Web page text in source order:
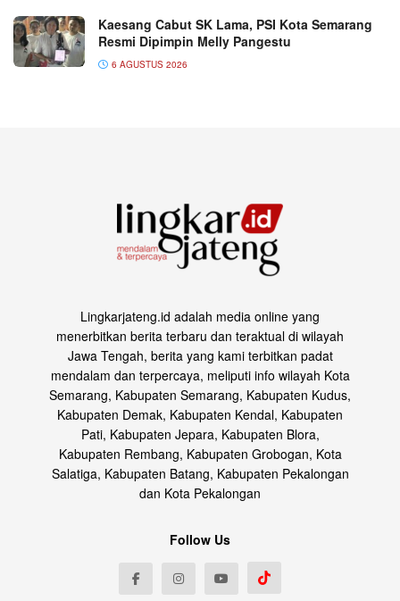
Kaesang Cabut SK Lama, PSI Kota Semarang
Resmi Dipimpin Melly Pangestu
6 AGUSTUS 2026
Lingkarjateng.id adalah media online yang
menerbitkan berita terbaru dan teraktual di wilayah
Jawa Tengah, berita yang kami terbitkan padat
mendalam dan terpercaya, meliputi info wilayah Kota
Semarang, Kabupaten Semarang, Kabupaten Kudus,
Kabupaten Demak, Kabupaten Kendal, Kabupaten
Pati, Kabupaten Jepara, Kabupaten Blora,
Kabupaten Rembang, Kabupaten Grobogan, Kota
Salatiga, Kabupaten Batang, Kabupaten Pekalongan
dan Kota Pekalongan
Follow Us